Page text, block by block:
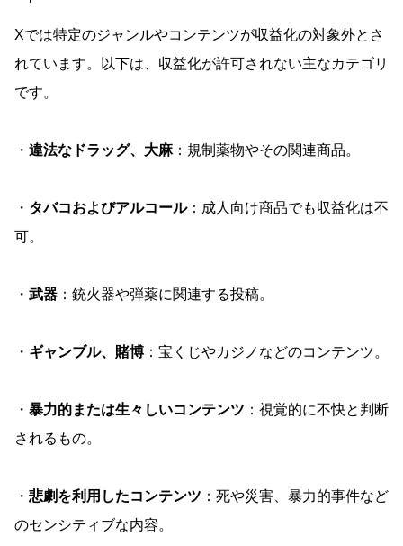
Xでは特定のジャンルやコンテンツが収益化の対象外とさ
れています。以下は、収益化が許可されない主なカテゴリ
です。
・ 違法なドラッグ、大麻：規制薬物やその関連商品。
・ タバコおよびアルコール：成人向け商品でも収益化は不
可。
・ 武器 ：銃火器や弾薬に関連する投稿。
・ ギャンブル、賭博 ：宝くじやカジノなどのコンテンツ。
・ 暴力的または生々しいコンテンツ ：視覚的に不快と判断
されるもの。
・ 悲劇を利用したコンテンツ ：死や災害、暴力的事件など
のセンシティブな内容。